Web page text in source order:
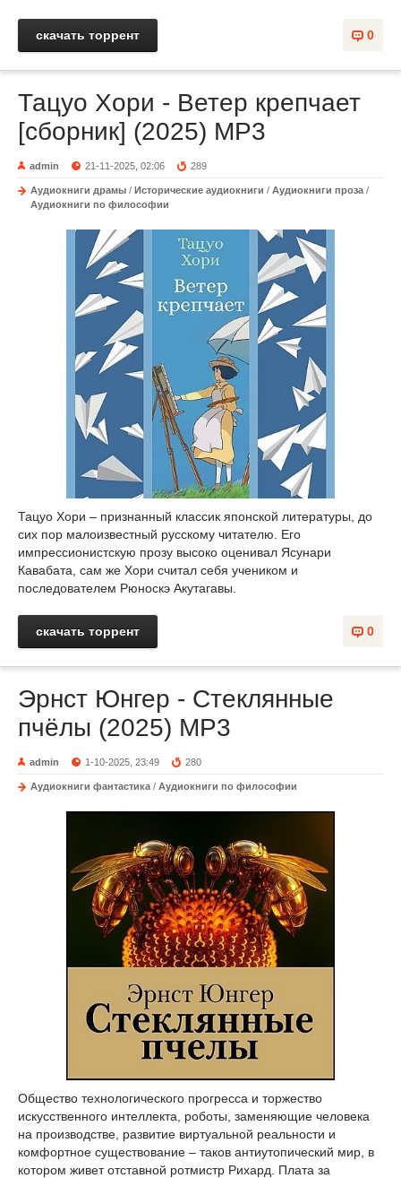
0
скачать торрент
Тацуо Хори - Ветер крепчает
[сборник] (2025) MP3
admin 21-11-2025, 02:06 289
Аудиокниги драмы / Исторические аудиокниги / Аудиокниги проза /
Аудиокниги по философии
Тацуо Хори – признанный классик японской литературы, до
сих пор малоизвестный русскому читателю. Его
импрессионистскую прозу высоко оценивал Ясунари
Кавабата, сам же Хори считал себя учеником и
последователем Рюноскэ Акутагавы.
0
скачать торрент
Эрнст Юнгер - Стеклянные
пчёлы (2025) MP3
admin 1-10-2025, 23:49 280
Аудиокниги фантастика / Аудиокниги по философии
Общество технологического прогресса и торжество
искусственного интеллекта, роботы, заменяющие человека
на производстве, развитие виртуальной реальности и
комфортное существование – таков антиутопический мир, в
котором живет отставной ротмистр Рихард. Плата за